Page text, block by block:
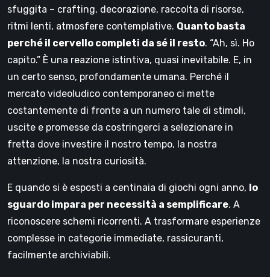
sfuggita – crafting, decorazione, raccolta di risorse,
ritmi lenti, atmosfere contemplative. Quanto basta
perché il cervello completi da sé il resto. “Ah, sì. Ho
capito.” È una reazione istintiva, quasi inevitabile. E, in
un certo senso, profondamente umana. Perché il
mercato videoludico contemporaneo ci mette
costantemente di fronte a un numero tale di stimoli,
uscite e promesse da costringerci a selezionare in
fretta dove investire il nostro tempo, la nostra
attenzione, la nostra curiosità.
E quando si è esposti a centinaia di giochi ogni anno, lo
sguardo impara per necessità a semplificare. A
riconoscere schemi ricorrenti. A trasformare esperienze
complesse in categorie immediate, rassicuranti,
facilmente archiviabili.